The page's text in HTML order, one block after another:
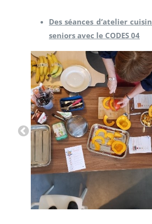
Des séances d’atelier
seniors avec le CODES 04